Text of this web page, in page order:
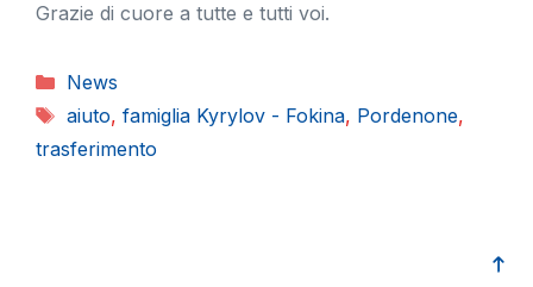
Grazie di cuore a tutte e tutti voi.
Categorie
News
Tag
aiuto, famiglia Kyrylov - Fokina, Pordenone,
trasferimento